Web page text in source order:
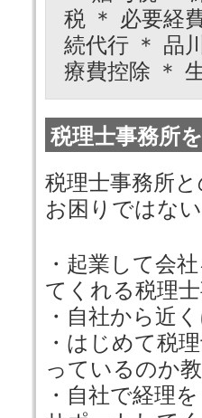
税 ＊ 必要経
続代行 ＊ 品
療費控除 ＊
税理士事務所
税理士事務所
お困りではな
・起業して会
てくれる税理
・自社から近
・はじめて税
っているのか
・自社で経理